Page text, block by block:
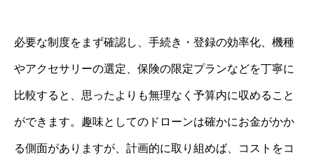
必要な制度をまず確認し、手続き・登録の効率化、機種
やアクセサリーの選定、保険の限定プランなどを丁寧に
比較すると、思ったよりも無理なく予算内に収めること
ができます。趣味としてのドローンは確かにお金がかか
る側面がありますが、計画的に取り組めば、コストをコ